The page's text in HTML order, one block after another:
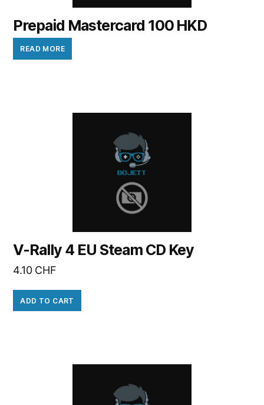
Prepaid Mastercard 100 HKD
READ MORE
V-Rally 4 EU Steam CD Key
4.10 CHF
ADD TO CART